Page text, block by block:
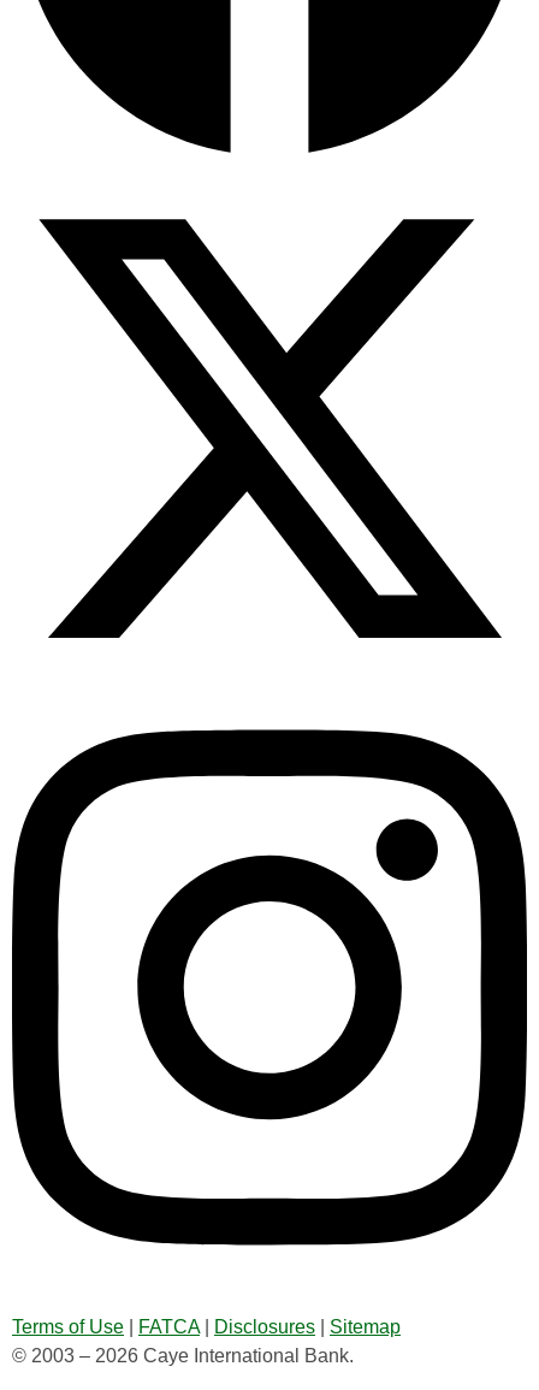
Terms of Use FATCA| Disclosures
Sitemap
© 2003 – 2026 Caye International Bank.